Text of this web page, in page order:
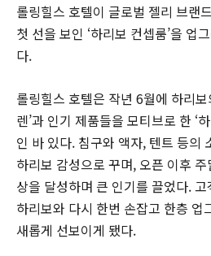
롤링힐스 호텔이 글로벌 젤리 브랜
첫 선을 보인 ‘하리보 컨셉룸’을 업
다.
롤링힐스 호텔은 작년 6월에 하리
렌’과 인기 제품들을 모티브로 한 ‘
인 바 있다. 침구와 액자, 텐트 등의
하리보 감성으로 꾸며, 오픈 이후
상을 달성하며 큰 인기를 끌었다.
하리보와 다시 한번 손잡고 한층 업
새롭게 선보이게 됐다.